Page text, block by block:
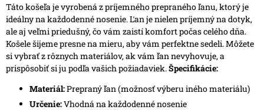
Táto košeľa je vyrobená z príjemného prepraného ľanu, ktorý je
ideálny na každodenné nosenie. Ľan je nielen príjemný na dotyk,
ale aj veľmi priedušný, čo vám zaistí komfort počas celého dňa.
Košele šijeme presne na mieru, aby vám perfektne sedeli. Môžete
si vybrať z rôznych materiálov, ak vám ľan nevyhovuje, a
prispôsobiť si ju podľa vašich požiadaviek.Špecifikácie:
Materiál:Prepraný ľan (možnosť výberu iného materiálu)
Určenie:Vhodná na každodenné nosenie